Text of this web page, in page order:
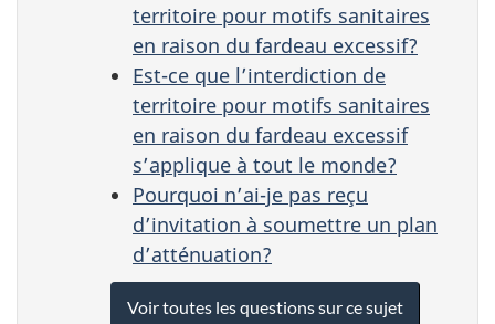
territoire pour motifs sanitaires
en raison du fardeau excessif?
Est-ce que l’interdiction de
territoire pour motifs sanitaires
en raison du fardeau excessif
s’applique à tout le monde?
Pourquoi n’ai-je pas reçu
d’invitation à soumettre un plan
d’atténuation?
Voir toutes les questions sur ce sujet